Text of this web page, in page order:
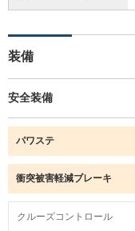
装備
安全装備
パワステ
衝突被害軽減ブレーキ
クルーズコントロール